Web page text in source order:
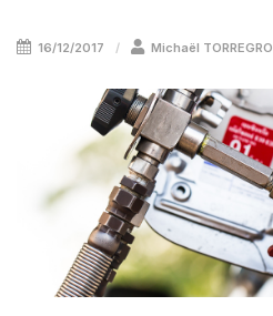
16/12/2017 Michaël